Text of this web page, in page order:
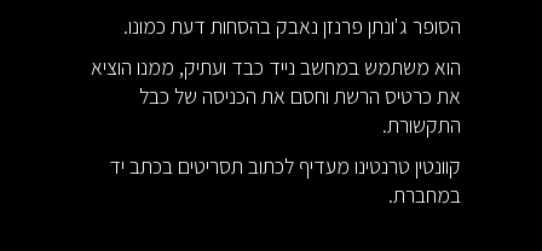
הסופר ג'ונתן פרנזן נאבק בהסחות דעת כמונו.
הוא משתמש במחשב נייד כבד ועתיק, ממנו הוציא
את כרטיס הרשת וחסם את הכניסה של כבל
התקשורת.
קוונטין טרנטינו מעדיף לכתוב תסריטים בכתב יד
במחברת.